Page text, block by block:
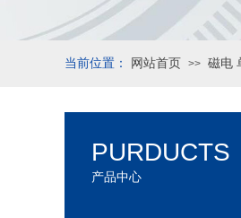
当前位置： 网站首页 >> 磁电
PURDUCTS
产品中心